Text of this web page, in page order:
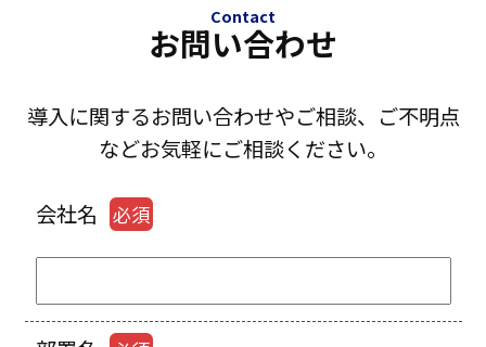
お問い合わせ
Contact
導入に関するお問い合わせやご相談、ご不明点
などお気軽にご相談ください。
会社名 必須